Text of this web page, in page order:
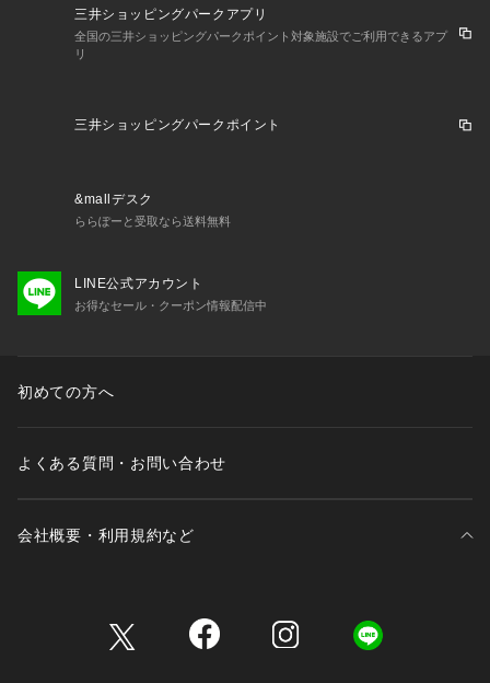
三井ショッピングパークアプリ
全国の三井ショッピングパークポイント対象施設でご利用できるアプ
リ
三井ショッピングパークポイント
&mallデスク
ららぽーと受取なら送料無料
LINE公式アカウント
お得なセール・クーポン情報配信中
初めての方へ
よくある質問・お問い合わせ
会社概要・利用規約など